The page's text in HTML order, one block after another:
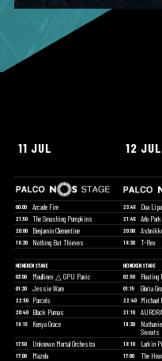
11 JUL 12 JUL
00:00 Arcade Fire 23:45 Dua Lipa
21:50 The Smashing Pumpkins 21:45 Arlo
20:00 Benjamin Clementine 20:00
18:30 Nothing But Thieves 18:30 T-Rex
HEINEKEN STAGE HEINEKEN STAGE
03:00
Moullinex △ GPU Panic 02:50
01:30 Jessie Ware 01:15 Gloria
22:50 Parcels 22:40 Michael
20:40 Black Pumas 21:10 AURORA
19:15 Kenya Grace 19:30
Sweats
17:50 Unknown Mortal Orchestra 18:10 Larkin
17:00 Mazela 17:00 The